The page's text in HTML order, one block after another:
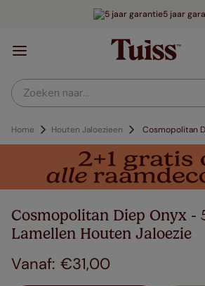
5 jaar
Zoeken naar...
Home Houten Jaloezieen Cosmopolitan
Cosmopolitan Diep Onyx -
Lamellen Houten Jaloezie
€31,00